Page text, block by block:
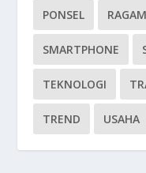
PONSEL RAGAM
SMARTPHONE
TEKNOLOGI
TREND USAHA